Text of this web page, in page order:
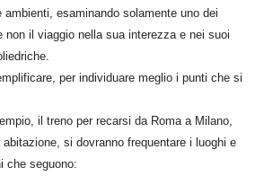
esaminando solamente uno dei
non il viaggio nella sua interezza e nei suoi
per individuare meglio i punti che si
il treno per recarsi da Roma a Milano,
abitazione, si dovranno frequentare i luoghi e
che seguono: